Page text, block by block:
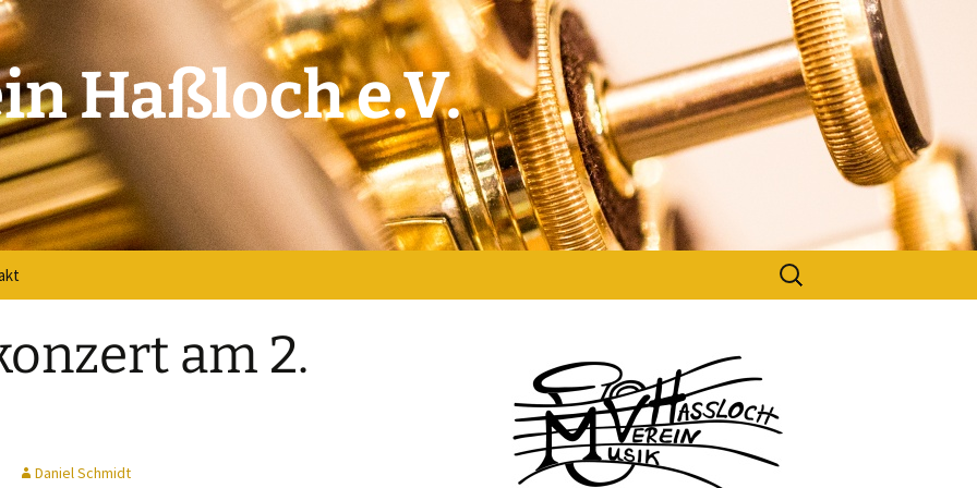
Haßloch e.V.
Suchen
nach:
am 2.
Daniel Schmidt